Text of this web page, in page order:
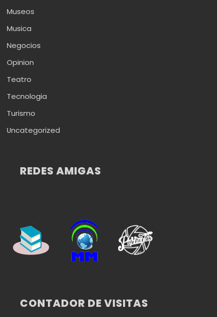
Museos
Musica
Negocios
Opinion
Teatro
Tecnologia
Turismo
Uncategorized
REDES AMIGAS
CONTADOR DE VISITAS